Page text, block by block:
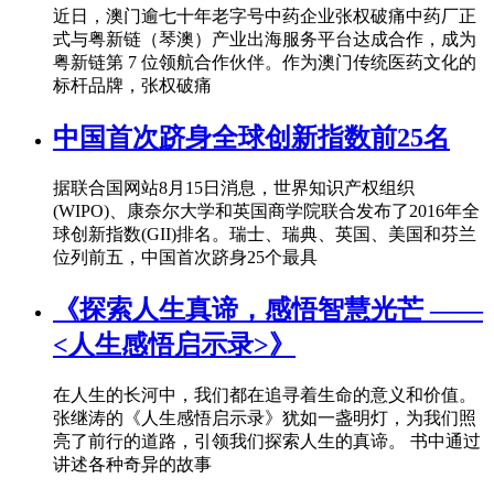
近日，澳门逾七十年老字号中药企业张权破痛中药厂正
式与粤新链（琴澳）产业出海服务平台达成合作，成为
粤新链第 7 位领航合作伙伴。作为澳门传统医药文化的
标杆品牌，张权破痛
中国首次跻身全球创新指数前25名
据联合国网站8月15日消息，世界知识产权组织
(WIPO)、康奈尔大学和英国商学院联合发布了2016年全
球创新指数(GII)排名。瑞士、瑞典、英国、美国和芬兰
位列前五，中国首次跻身25个最具
《探索人生真谛，感悟智慧光芒 ——
<人生感悟启示录>》
在人生的长河中，我们都在追寻着生命的意义和价值。
张继涛的《人生感悟启示录》犹如一盏明灯，为我们照
亮了前行的道路，引领我们探索人生的真谛。 书中通过
讲述各种奇异的故事